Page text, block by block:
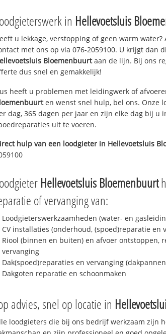
in Hellevoetsluis
u lekkage, verstopping of geen warm
met ons op via 076-2059100. U krijgt dan
Bloemenbuurtaan de lijn. Bij ons
dus snel en gemakkelijk!
heeft u problemen met leidingwerk of
en wenst snel hulp, bel ons. Onze
dag, 365 dagen per jaar en zijn elke dag bij u
uit te voeren.
hulp van een loodgieter in Hellevoetsluis
Hellevoetsluis Bloemenbuurt
of vervanging van:
Loodgieterswerkzaamheden (water- en
CV installaties (onderhoud, (spoed)reparatie en
Riool (binnen en buiten) en afvoer ontstoppen,
vervanging
Dak(spoed)reparaties en vervanging
Dakgoten reparatie en schoonmaken
advies, snel op locatie in
loodgieters die bij ons bedrijf werkzaam zijn